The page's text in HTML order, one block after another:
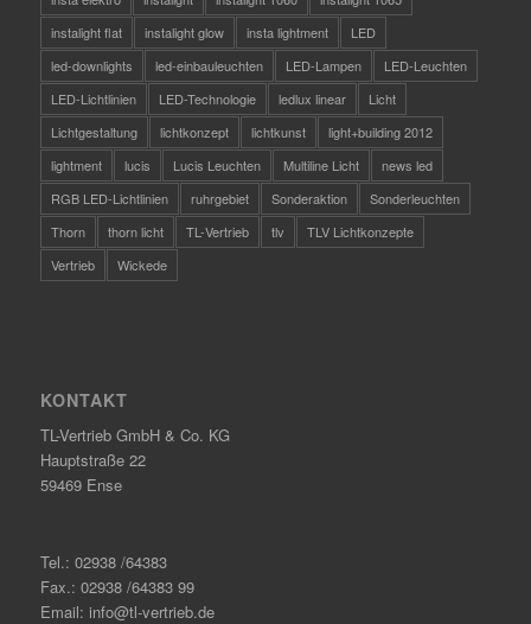
instalight flat
instalight glow insta lightment
LED
led-downlights
led-einbauleuchten LED-Lampen
LED-Leuchten
LED-Lichtlinien
LED-Technologie ledlux linear
Licht
Lichtgestaltung
lichtkonzept lichtkunst
light+building 2012
lightment
lucis Lucis Leuchten Multiline Licht
news led
RGB LED-Lichtlinien
ruhrgebiet Sonderaktion
Sonderleuchten
Thorn
thorn licht TL-Vertrieb tlv
TLV Lichtkonzepte
Vertrieb
Wickede
KONTAKT
TL-Vertrieb GmbH & Co. KG
Hauptstraße 22
59469 Ense
Tel.: 02938 /64383
Fax.: 02938 /64383 99
Email: info@tl-vertrieb.de